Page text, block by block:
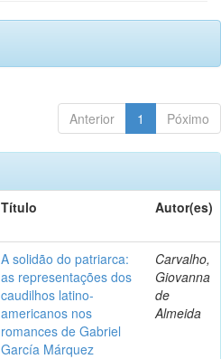
Anterior 1 Póximo
Título Autor(es)
A solidão do patriarca:
as representações dos
caudilhos latino-
americanos nos
romances de Gabriel
García Márquez
Carvalho,
Giovanna
de
Almeida